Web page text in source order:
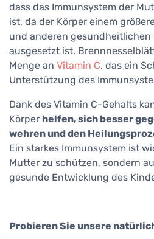
dass das Immunsystem der
ist, da der Körper einem
und anderen gesundheitlichen
ausgesetzt ist.
Menge an Vitamin C, das ein
Unterstützung des
Dank des Vitamin C-Gehalts
Körper helfen, sich besser
wehren und den
Ein starkes Immunsystem ist
Mutter zu schützen, sondern
gesunde Entwicklung des
Probieren Sie unsere